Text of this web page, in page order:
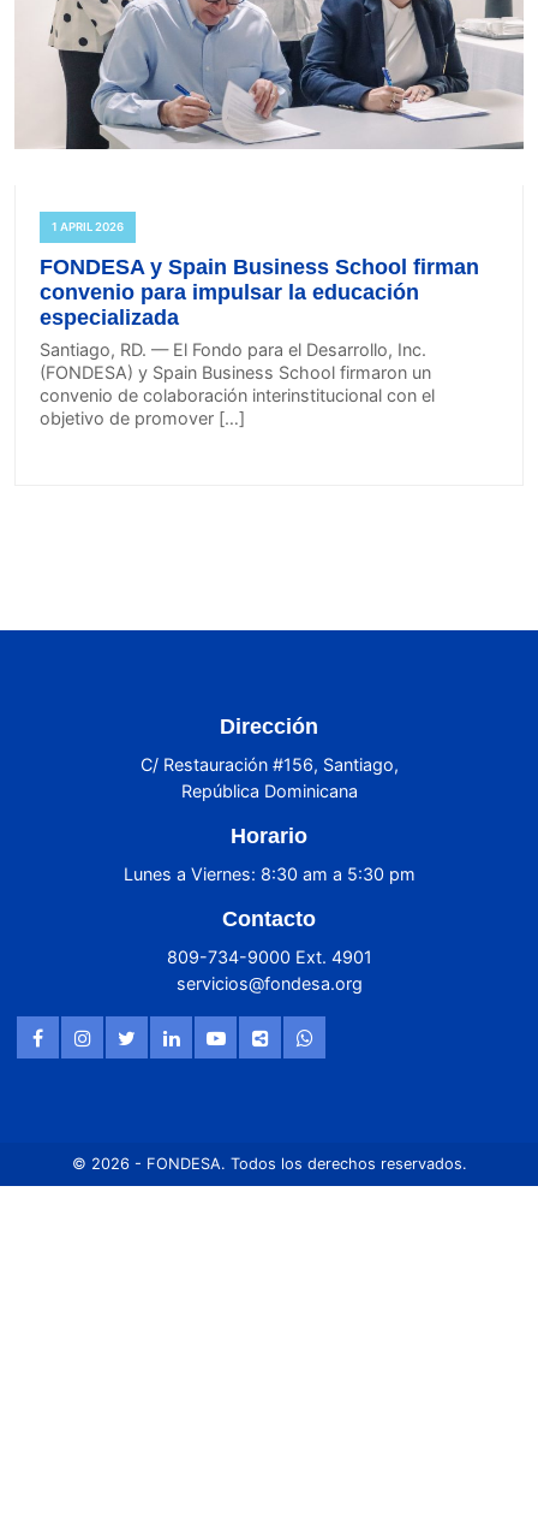
1 APRIL 2026
FONDESA y Spain Business School firman
convenio para impulsar la educación
especializada
Santiago, RD. — El Fondo para el Desarrollo, Inc.
(FONDESA) y Spain Business School firmaron un
convenio de colaboración interinstitucional con el
objetivo de promover […]
Dirección
C/ Restauración #156, Santiago,
República Dominicana
Horario
Lunes a Viernes: 8:30 am a 5:30 pm
Contacto
809-734-9000 Ext. 4901
servicios@fondesa.org
© 2026 - FONDESA. Todos los derechos reservados.